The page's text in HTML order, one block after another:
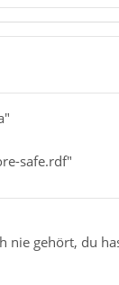
safe.rdf"
nie gehört, du